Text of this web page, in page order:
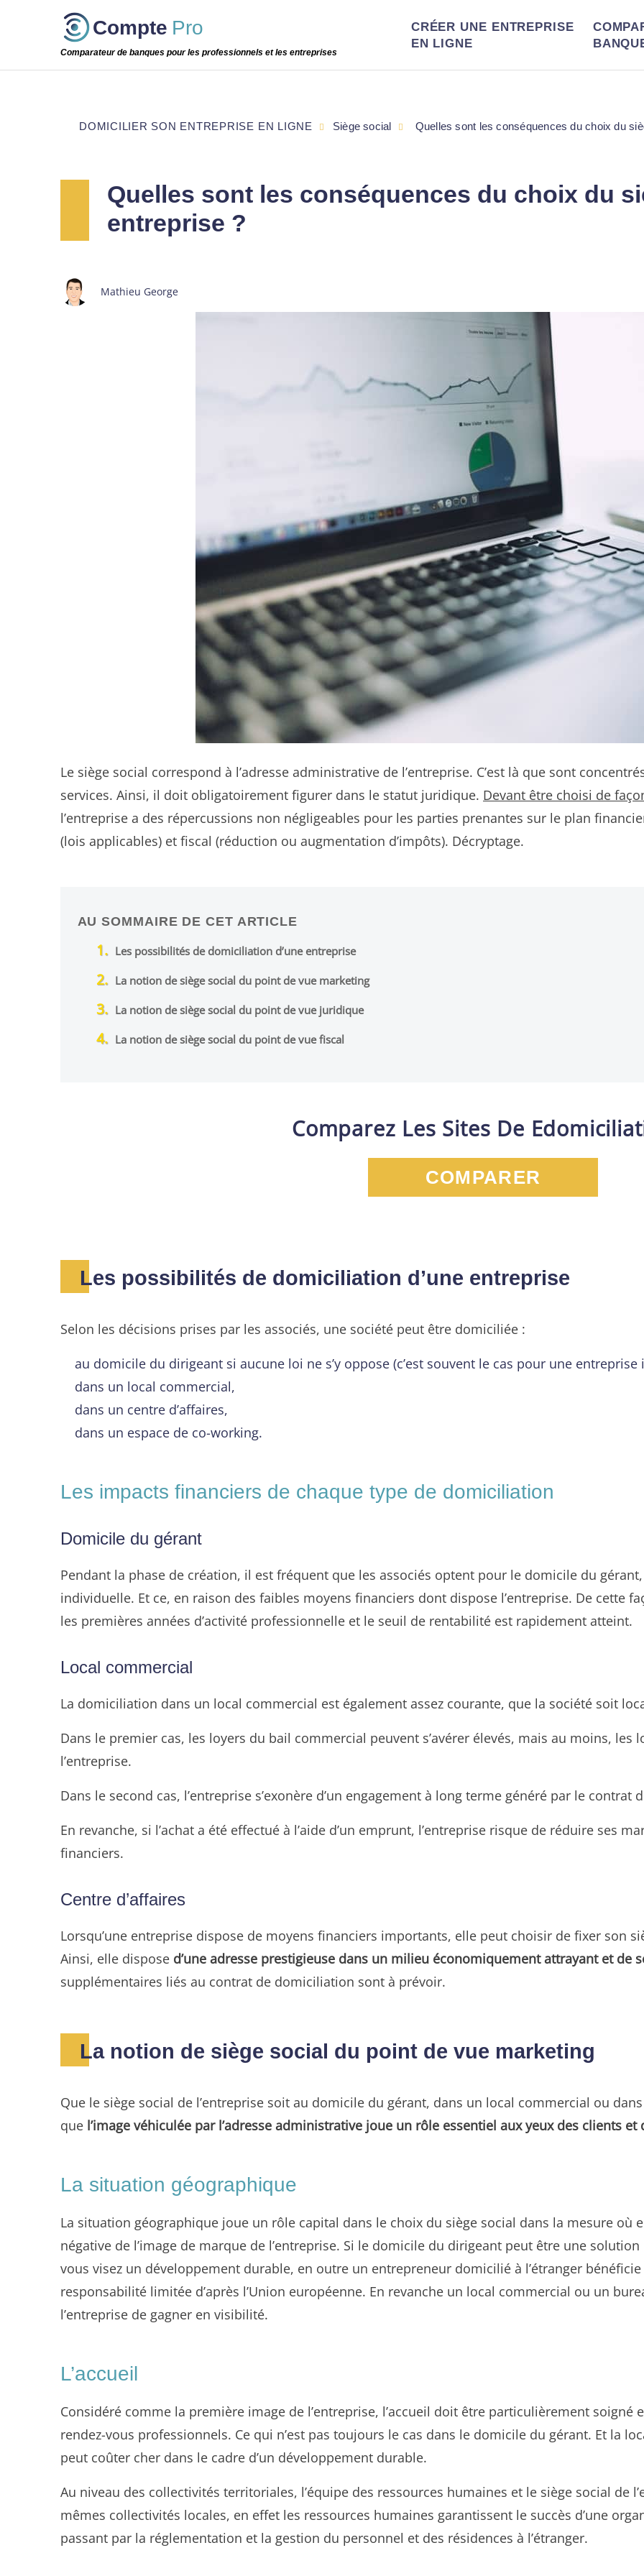
Compte Pro
Comparateur de banques pour les professionnels et les entreprises
CRÉER UNE ENTREPRISE
EN LIGNE
Quelles sont les conséquences du choix du
entreprise ?
Mathieu George
Le siège social correspond à l’adresse administrative de l’entreprise. C’est là que sont
services. Ainsi, il doit obligatoirement figurer dans le statut juridique. Devant être choisi de
l’entreprise a des répercussions non négligeables pour les parties prenantes sur le plan
(lois applicables) et fiscal (réduction ou augmentation d’impôts). Décryptage.
AU SOMMAIRE DE CET ARTICLE
Les possibilités de domiciliation d’une entreprise
La notion de siège social du point de vue marketing
La notion de siège social du point de vue juridique
La notion de siège social du point de vue fiscal
Comparez Les Sites De
COMPARER
Les possibilités de domiciliation d’une entreprise
Selon les décisions prises par les associés, une société peut être domiciliée :
au domicile du dirigeant si aucune loi ne s’y oppose (c’est souvent le cas pour une
dans un local commercial,
dans un centre d’affaires,
dans un espace de co-working.
Les impacts financiers de chaque type de domiciliation
Domicile du gérant
Pendant la phase de création, il est fréquent que les associés optent pour le domicile du
individuelle. Et ce, en raison des faibles moyens financiers dont dispose l’entreprise. De cette
les premières années d’activité professionnelle et le seuil de rentabilité est rapidement atteint.
Local commercial
La domiciliation dans un local commercial est également assez courante, que la société soit
Dans le premier cas, les loyers du bail commercial peuvent s’avérer élevés, mais au moins, les
l’entreprise.
Dans le second cas, l’entreprise s’exonère d’un engagement à long terme généré par le
En revanche, si l’achat a été effectué à l’aide d’un emprunt, l’entreprise risque de réduire ses
financiers.
Centre d’affaires
Lorsqu’une entreprise dispose de moyens financiers importants, elle peut choisir de fixer son
Ainsi, elle dispose d’une adresse prestigieuse dans un milieu économiquement attrayant et de
supplémentaires liés au contrat de domiciliation sont à prévoir.
La notion de siège social du point de vue marketing
Que le siège social de l’entreprise soit au domicile du gérant, dans un local commercial ou
que l’image véhiculée par l’adresse administrative joue un rôle essentiel aux yeux des clients
La situation géographique
La situation géographique joue un rôle capital dans le choix du siège social dans la mesure où
négative de l’image de marque de l’entreprise. Si le domicile du dirigeant peut être une solution
vous visez un développement durable, en outre un entrepreneur domicilié à l’étranger
responsabilité limitée d’après l’Union européenne. En revanche un local commercial ou un
l’entreprise de gagner en visibilité.
L’accueil
Considéré comme la première image de l’entreprise, l’accueil doit être particulièrement
rendez-vous professionnels. Ce qui n’est pas toujours le cas dans le domicile du gérant. Et la
peut coûter cher dans le cadre d’un développement durable.
Au niveau des collectivités territoriales, l’équipe des ressources humaines et le siège social de
mêmes collectivités locales, en effet les ressources humaines garantissent le succès d’une
passant par la réglementation et la gestion du personnel et des résidences à l’étranger.
DOMICILIER SON ENTREPRISE EN LIGNE Siège social Quelles sont les conséquences du choix du